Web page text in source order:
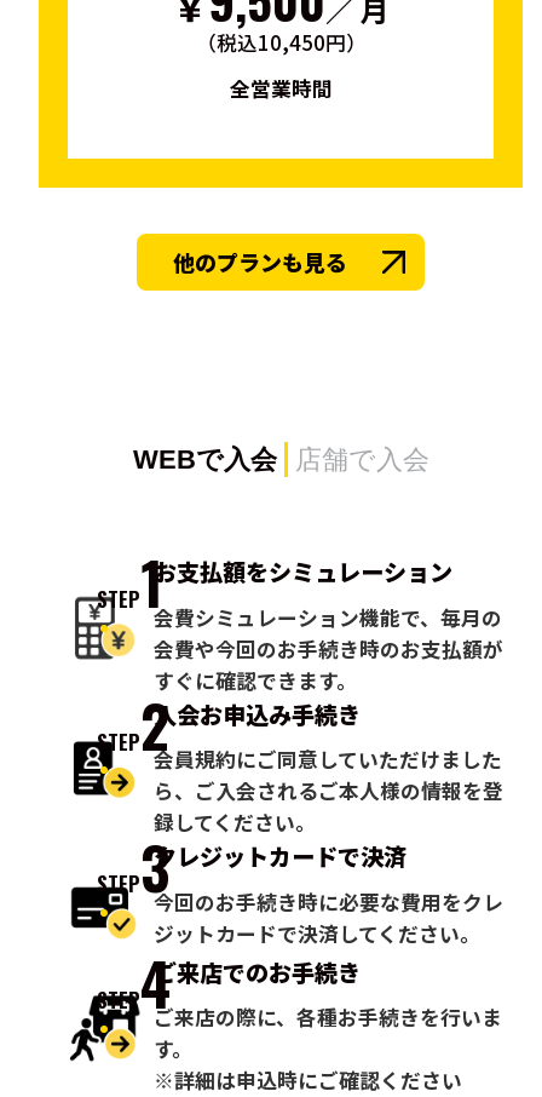
／ 月
（税込10,450円）
全営業時間
他のプランも見る
WEBで入会 店舗で入会
STEP1お支払額をシミュレーション
会費シミュレーション機能で、毎月の
会費や今回のお手続き時のお支払額が
すぐに確認できます。
STEP2入会お申込み手続き
会員規約にご同意していただけました
ら、ご入会されるご本人様の情報を登
録してください。
STEP3クレジットカードで決済
今回のお手続き時に必要な費用をクレ
ジットカードで決済してください。
STEP4ご来店でのお手続き
ご来店の際に、各種お手続きを行いま
す。
※詳細は申込時にご確認ください